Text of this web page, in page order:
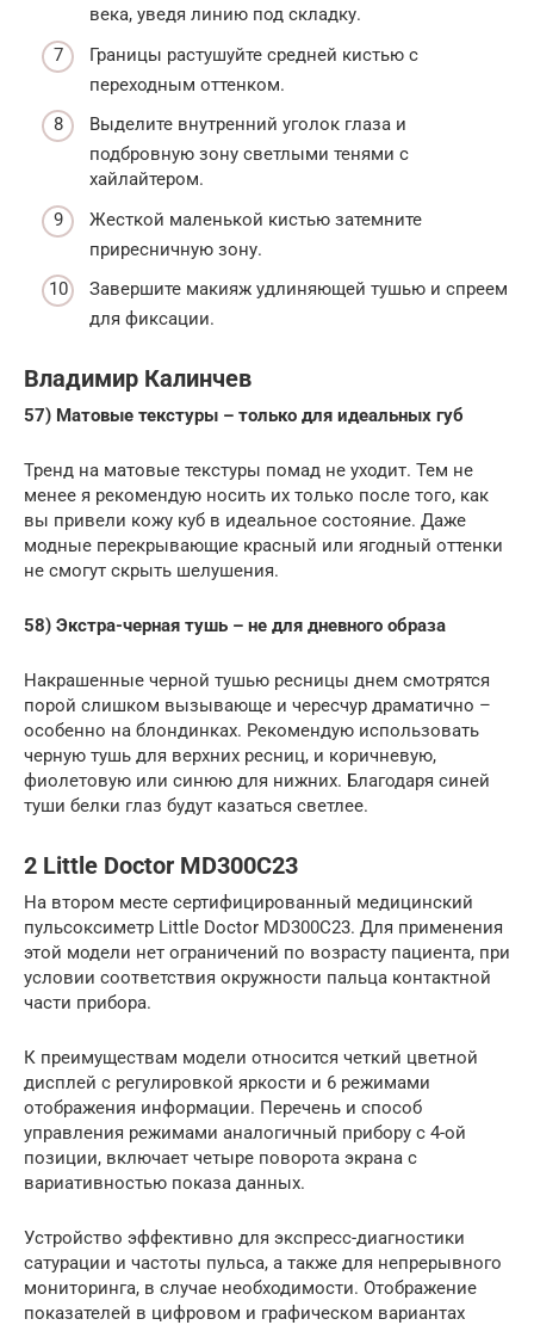
века, уведя линию под складку.
Границы растушуйте средней кистью с
переходным оттенком.
Выделите внутренний уголок глаза и
подбровную зону светлыми тенями с
хайлайтером.
Жесткой маленькой кистью затемните
приресничную зону.
Завершите макияж удлиняющей тушью и спреем
для фиксации.
Владимир Калинчев
57) Матовые текстуры – только для идеальных губ
Тренд на матовые текстуры помад не уходит. Тем не
менее я рекомендую носить их только после того, как
вы привели кожу куб в идеальное состояние. Даже
модные перекрывающие красный или ягодный оттенки
не смогут скрыть шелушения.
58) Экстра-черная тушь – не для дневного образа
Накрашенные черной тушью ресницы днем смотрятся
порой слишком вызывающе и чересчур драматично –
особенно на блондинках. Рекомендую использовать
черную тушь для верхних ресниц, и коричневую,
фиолетовую или синюю для нижних. Благодаря синей
туши белки глаз будут казаться светлее.
2 Little Doctor MD300C23
На втором месте сертифицированный медицинский
пульсоксиметр Little Doctor MD300C23. Для применения
этой модели нет ограничений по возрасту пациента, при
условии соответствия окружности пальца контактной
части прибора.
К преимуществам модели относится четкий цветной
дисплей с регулировкой яркости и 6 режимами
отображения информации. Перечень и способ
управления режимами аналогичный прибору с 4-ой
позиции, включает четыре поворота экрана с
вариативностью показа данных.
Устройство эффективно для экспресс-диагностики
сатурации и частоты пульса, а также для непрерывного
мониторинга, в случае необходимости. Отображение
показателей в цифровом и графическом вариантах